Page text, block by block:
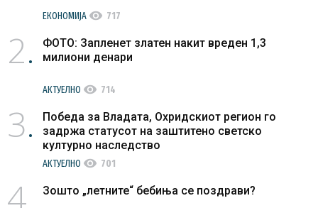
ЕКОНОМИЈА visibility 717
2
ФОТО: Запленет златен накит вреден 1,3
милиони денари
АКТУЕЛНО visibility 714
3
Победа за Владата, Охридскиот регион го
задржа статусот на заштитено светско
културно наследство
АКТУЕЛНО visibility 701
4 Зошто „летните“ бебиња се поздрави?